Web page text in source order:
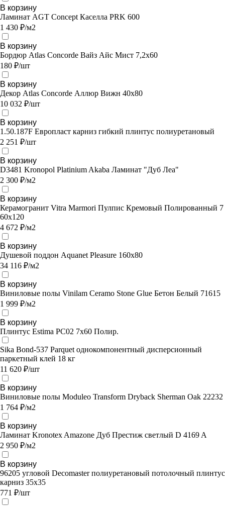
В корзину
Ламинат AGT Concept Каселла PRK 600
1 430 ₽/м2
В корзину
Бордюр Atlas Concorde Вайз Айс Мист 7,2x60
180 ₽/шт
В корзину
Декор Atlas Concorde Аллюр Вижн 40x80
10 032 ₽/шт
В корзину
1.50.187F Европласт карниз гибкий плинтус полиуретановый
2 251 ₽/шт
В корзину
D3481 Kronopol Platinium Akaba Ламинат "Дуб Леа"
2 300 ₽/м2
В корзину
Керамогранит Vitra Marmori Пулпис Кремовый Полированный 7
60х120
4 672 ₽/м2
В корзину
Душевой поддон Aquanet Pleasure 160x80
34 116 ₽/м2
В корзину
Виниловые полы Vinilam Ceramo Stone Glue Бетон Белый 71615
1 999 ₽/м2
В корзину
Плинтус Estima PC02 7x60 Полир.
Sika Bond-537 Parquet однокомпонентный дисперсионный
паркетный клей 18 кг
11 620 ₽/шт
В корзину
Виниловые полы Moduleo Transform Dryback Sherman Oak 22232
1 764 ₽/м2
В корзину
Ламинат Kronotex Amazone Дуб Престиж светлый D 4169 A
2 950 ₽/м2
В корзину
96205 угловой Decomaster полиуретановый потолочный плинтус
карниз 35х35
771 ₽/шт